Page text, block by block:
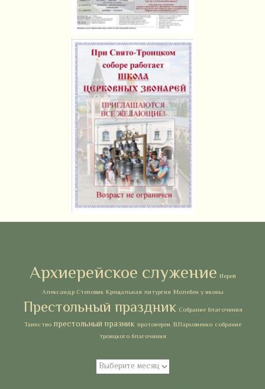
Архиерейское служение Иерей
Александр Степовик Крещальная литургия Молебен у иконы
Престольный праздник Собрание благочиния
Таинство престольный празник протоиереи. В.Пархоменко собрание
троицкого благочиния
Архивы